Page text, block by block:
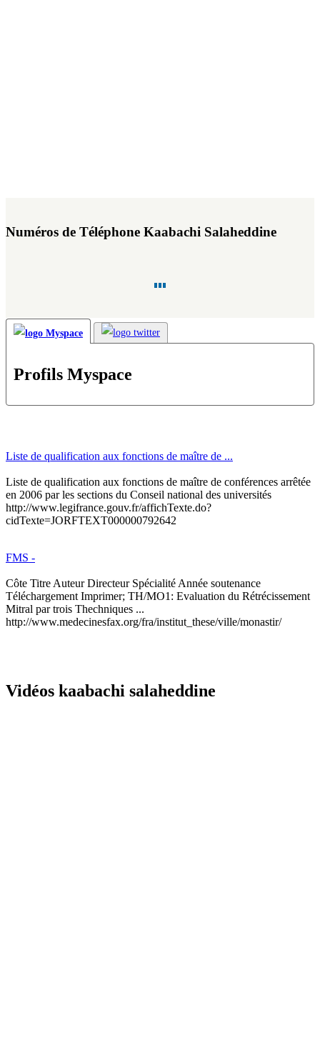
Numéros de Téléphone Kaabachi Salaheddine
Profils Myspace
Liste de qualification aux fonctions de maître de ...
Liste de qualification aux fonctions de maître de conférences arrêtée
en 2006 par les sections du Conseil national des universités
http://www.legifrance.gouv.fr/affichTexte.do?
cidTexte=JORFTEXT000000792642
FMS -
Côte Titre Auteur Directeur Spécialité Année soutenance
Téléchargement Imprimer; TH/MO1: Evaluation du Rétrécissement
Mitral par trois Thechniques ...
http://www.medecinesfax.org/fra/institut_these/ville/monastir/
Vidéos kaabachi salaheddine